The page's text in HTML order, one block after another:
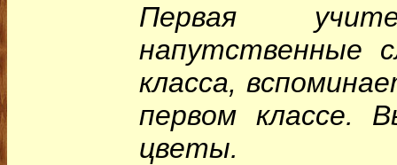
Первая
напутственные
класса,
первом классе.
цветы.